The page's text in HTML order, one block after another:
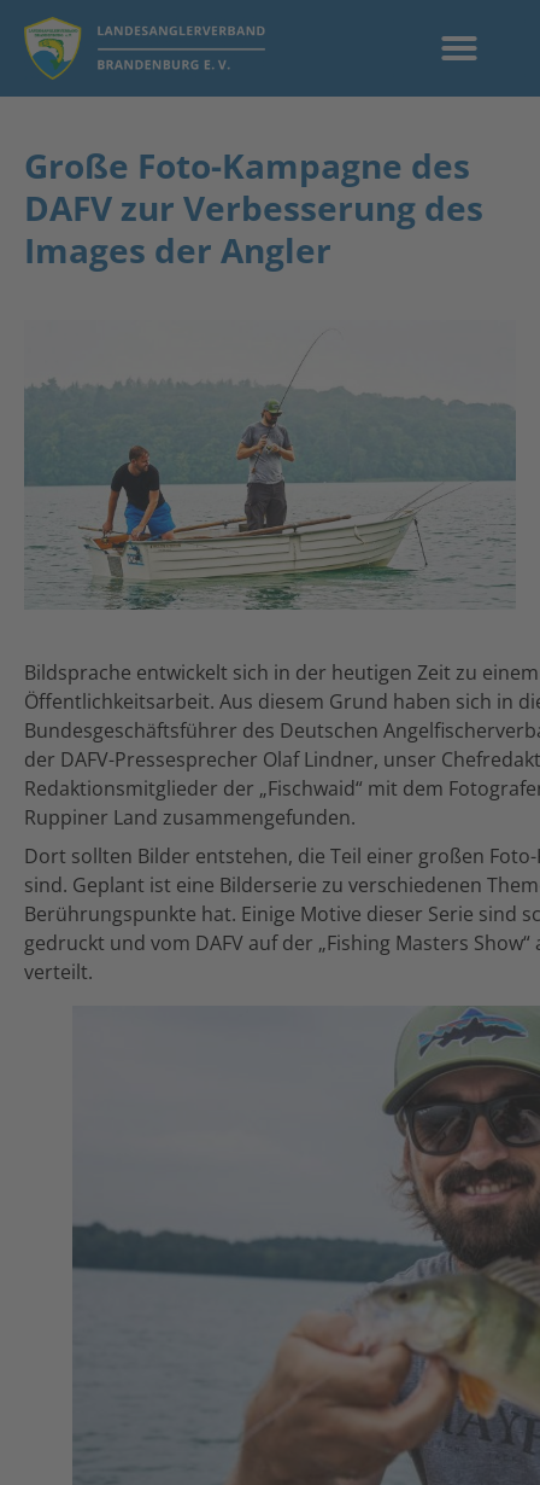
Große Foto-Kampagne des
DAFV zur Verbesserung des
Images der Angler
Bildsprache entwickelt sich in der heutigen Zeit zu
Öffentlichkeitsarbeit. Aus diesem Grund haben sich in
Bundesgeschäftsführer des Deutschen
der DAFV-Pressesprecher Olaf Lindner, unser
Redaktionsmitglieder der „Fischwaid“ mit dem
Ruppiner Land zusammengefunden.
Dort sollten Bilder entstehen, die Teil einer großen
sind. Geplant ist eine Bilderserie zu verschiedenen
Berührungspunkte hat. Einige Motive dieser Serie sind
gedruckt und vom DAFV auf der „Fishing Masters
verteilt.